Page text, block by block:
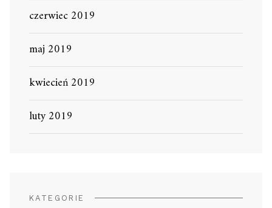
czerwiec 2019
maj 2019
kwiecień 2019
luty 2019
KATEGORIE